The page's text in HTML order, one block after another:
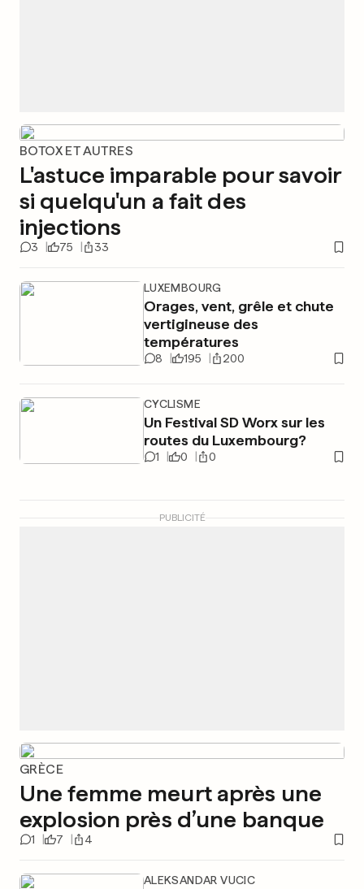
BOTOX ET AUTRES
L'astuce imparable pour savoir
si quelqu'un a fait des
injections
3 75 33
LUXEMBOURG
Orages, vent, grêle et chute
vertigineuse des
températures
8 195 200
CYCLISME
Un Festival SD Worx sur les
routes du Luxembourg?
1 0 0
PUBLICITÉ
GRÈCE
Une femme meurt après une
explosion près d’une banque
1 7 4
ALEKSANDAR VUCIC